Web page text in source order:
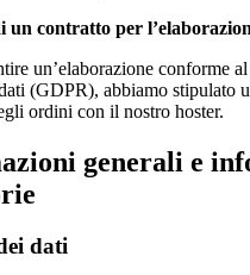
un contratto per
un’elaborazione conforme
(GDPR), abbiamo stipulato
ordini con il nostro hoster.
generali e
dati